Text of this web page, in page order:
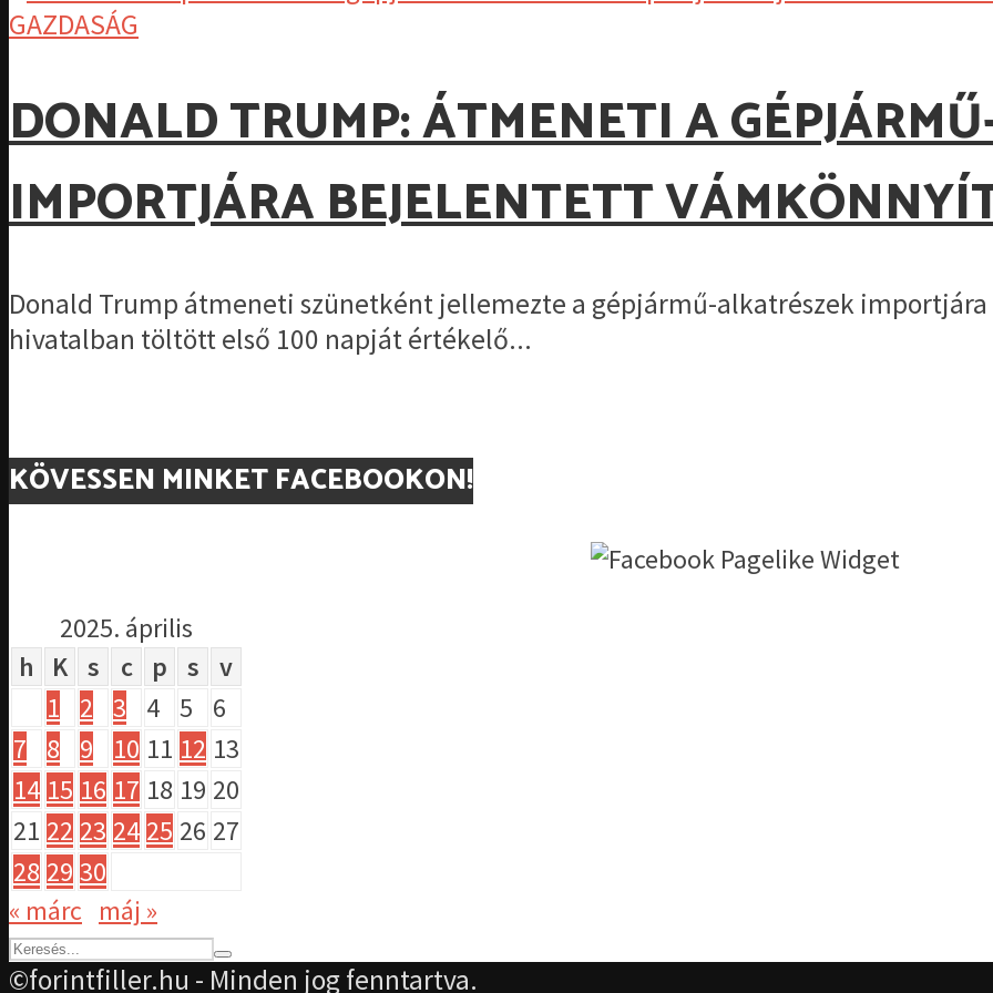
GAZDASÁG
DONALD TRUMP: ÁTMENETI A
IMPORTJÁRA BEJELENTETT
Donald Trump átmeneti szünetként jellemezte a gépjármű-alkatrészek
hivatalban töltött első 100 napját értékelő...
KÖVESSEN MINKET FACEBOOKON!
2025. április
h
K s c p s
v
1
2 3 4 5
6
7
8 9 10 11 12 13
14 15 16 17 18 19 20
21 22 23 24 25 26 27
28 29 30
« márc máj »
©forintfiller.hu - Minden jog fenntartva.